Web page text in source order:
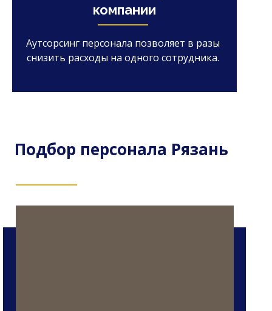
компании
Аутсорсинг персонала позволяет в разы
снизить расходы на одного сотрудника.
Подбор персонала Рязань